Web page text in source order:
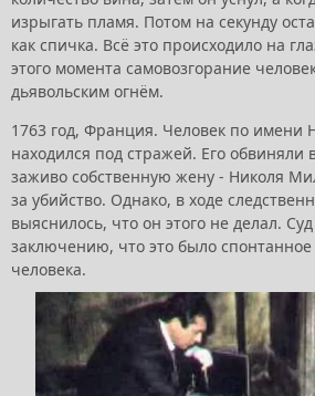
изрыгать пламя. Потом на секунду
как спичка. Всё это происходило на
этого момента самовозгорание
дьявольским огнём.
1763 год, Франция. Человек по имени
находился под стражей. Его обвиняли
заживо собственную жену - Николя
за убийство. Однако, в ходе
выяснилось, что он этого не делал.
заключению, что это было спонтанное
человека.